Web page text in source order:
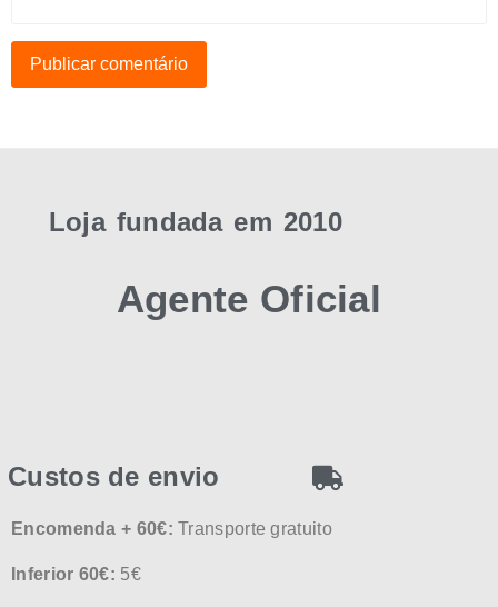
Loja fundada em 2010
Agente Oficial
Custos de envio
Encomenda + 60€:Transporte gratuito
Inferior 60€: 5€